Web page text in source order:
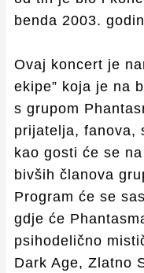
benda 2003.
Ovaj koncert je
ekipe” koja je na
s grupom
prijatelja, fanova,
kao gosti će se
bivših članova
Program će se
gdje će
psihodelično
Dark Age, Zlatno